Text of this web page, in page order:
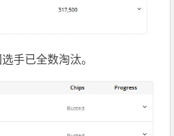
手已全数淘汰。